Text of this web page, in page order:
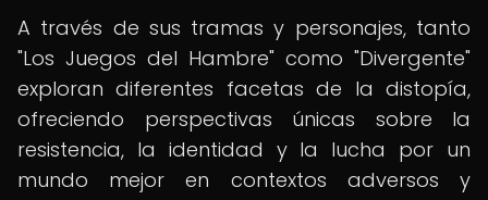
A través de sus tramas y personajes, tanto
"Los Juegos del Hambre" como "Divergente"
exploran diferentes facetas de la distopía,
ofreciendo perspectivas únicas sobre la
resistencia, la identidad y la lucha por un
mundo mejor en contextos adversos y